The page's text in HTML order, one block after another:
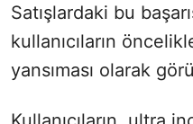
Satışlardaki bu
kullanıcıların
yansıması olarak